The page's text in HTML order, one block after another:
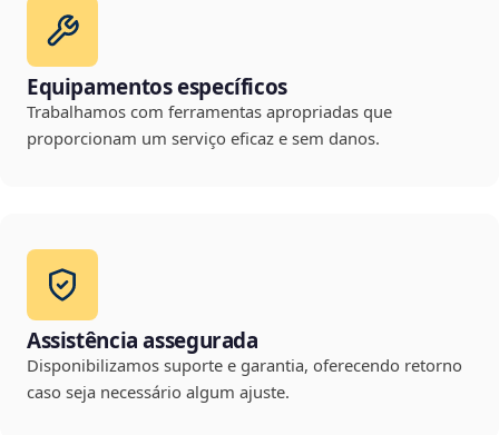
Equipamentos específicos
Trabalhamos com ferramentas apropriadas que
proporcionam um serviço eficaz e sem danos.
Assistência assegurada
Disponibilizamos suporte e garantia, oferecendo retorno
caso seja necessário algum ajuste.